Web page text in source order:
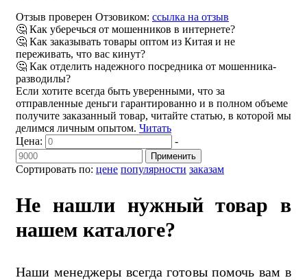
Отзыв проверен Отзовиком: ссылка на отзыв
🤔 Как уберечься от мошенников в интернете?
🤔 Как заказывать товары оптом из Китая и не
переживать, что вас кинут?
🤔 Как отделить надежного посредника от мошенника-
разводилы?
Если хотите всегда быть уверенными, что за
отправленные деньги гарантированно и в полном объеме
получите заказанный товар, читайте статью, в которой мы
делимся личным опытом. Читать
Сортировать по: цене популярности заказам
Цена: -
Применить
Не нашли нужный товар в
нашем каталоге?
Наши менеджеры всегда готовы помочь вам в